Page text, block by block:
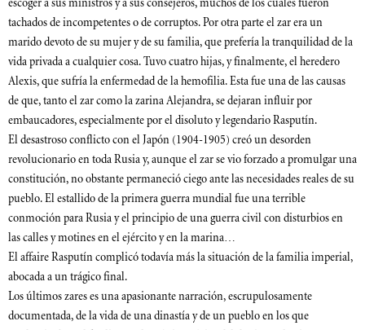
escoger a sus ministros y a sus consejeros, muchos de los cuales fueron
tachados de incompetentes o de corruptos. Por otra parte el zar era un
marido devoto de su mujer y de su familia, que prefería la tranquilidad de la
vida privada a cualquier cosa. Tuvo cuatro hijas, y finalmente, el heredero
Alexis, que sufría la enfermedad de la hemofilia. Esta fue una de las causas
de que, tanto el zar como la zarina Alejandra, se dejaran influir por
embaucadores, especialmente por el disoluto y legendario Rasputín.
El desastroso conflicto con el Japón (1904-1905) creó un desorden
revolucionario en toda Rusia y, aunque el zar se vio forzado a promulgar una
constitución, no obstante permaneció ciego ante las necesidades reales de su
pueblo. El estallido de la primera guerra mundial fue una terrible
conmoción para Rusia y el principio de una guerra civil con disturbios en
las calles y motines en el ejército y en la marina…
El affaire Rasputín complicó todavía más la situación de la familia imperial,
abocada a un trágico final.
Los últimos zares es una apasionante narración, escrupulosamente
documentada, de la vida de una dinastía y de un pueblo en los que